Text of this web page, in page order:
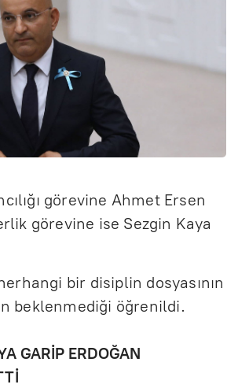
görevine Ahmet Ersen
görevine ise Sezgin Kaya
bir disiplin dosyasının
beklenmediği öğrenildi.
GARİP ERDOĞAN